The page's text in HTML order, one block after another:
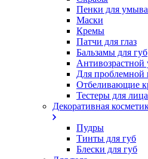
Пенки для
Маски
Кремы
Патчи для глаз
Бальзамы для губ
Антивозрастной
Для проблемной
Oтбеливающие
Тестеры для лица
Декоративная
Пудры
Тинты для губ
Блески для губ